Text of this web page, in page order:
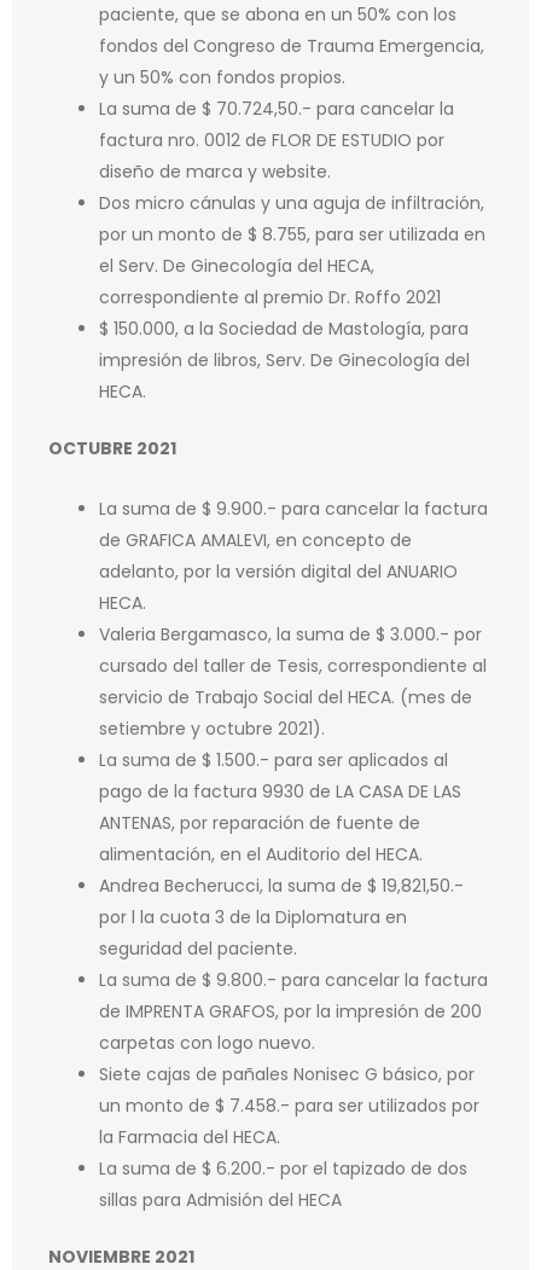
paciente, que se abona en un 50% con los
fondos del Congreso de Trauma Emergencia,
y un 50% con fondos propios.
La suma de $ 70.724,50.- para cancelar la
factura nro. 0012 de FLOR DE ESTUDIO por
diseño de marca y website.
Dos micro cánulas y una aguja de infiltración,
por un monto de $ 8.755, para ser utilizada en
el Serv. De Ginecología del HECA,
correspondiente al premio Dr. Roffo 2021
$ 150.000, a la Sociedad de Mastología, para
impresión de libros, Serv. De Ginecología del
HECA.
OCTUBRE 2021
La suma de $ 9.900.- para cancelar la factura
de GRAFICA AMALEVI, en concepto de
adelanto, por la versión digital del ANUARIO
HECA.
Valeria Bergamasco, la suma de $ 3.000.- por
cursado del taller de Tesis, correspondiente al
servicio de Trabajo Social del HECA. (mes de
setiembre y octubre 2021).
La suma de $ 1.500.- para ser aplicados al
pago de la factura 9930 de LA CASA DE LAS
ANTENAS, por reparación de fuente de
alimentación, en el Auditorio del HECA.
Andrea Becherucci, la suma de $ 19,821,50.-
por l la cuota 3 de la Diplomatura en
seguridad del paciente.
La suma de $ 9.800.- para cancelar la factura
de IMPRENTA GRAFOS, por la impresión de 200
carpetas con logo nuevo.
Siete cajas de pañales Nonisec G básico, por
un monto de $ 7.458.- para ser utilizados por
la Farmacia del HECA.
La suma de $ 6.200.- por el tapizado de dos
sillas para Admisión del HECA
NOVIEMBRE 2021